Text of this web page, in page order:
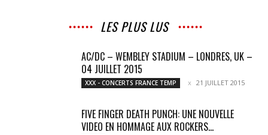
LES PLUS LUS
AC/DC – WEMBLEY STADIUM – LONDRES, UK –
04 JUILLET 2015
XXX - CONCERTS FRANCE TEMP 21 JUILLET 2015
FIVE FINGER DEATH PUNCH: UNE NOUVELLE
VIDEO EN HOMMAGE AUX ROCKERS...